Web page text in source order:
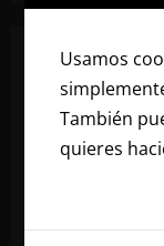
Usamos
También
quieres